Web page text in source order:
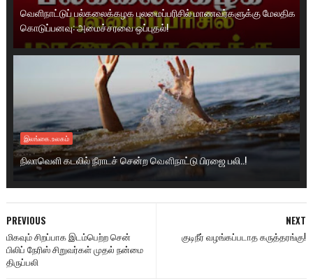
வெளிநாட்டுப் பல்கலைக்கழக புலமைப்பரிசில் மாணவர்களுக்கு மேலதிக
கொடுப்பனவு: அமைச்சரவை ஒப்புதல்!
இலங்கை.உலகம்
நிலாவெளி கடலில் நீராடச் சென்ற வௌிநாட்டு பிரஜை பலி..!
NEXT
குடிநீர் வழங்கப்படாத கருத்தரங்கு!
PREVIOUS
மிகவும் சிறப்பாக இடம்பெற்ற சென்
பிலிப் நேரிஸ் சிறுவர்கள் முதல் நன்மை
திருப்பலி